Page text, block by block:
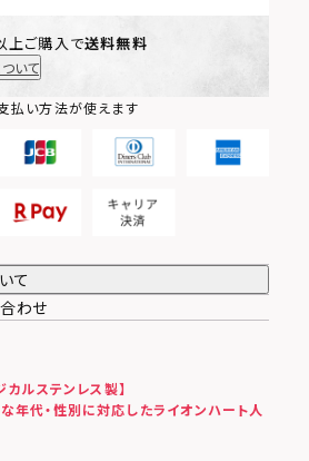
ご購入で送料無料
いて
払い方法が使えます
て
わせ
ルステンレス製】
年代・性別に対応したライオンハート人